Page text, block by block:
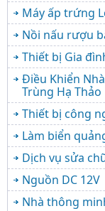
Máy ấp trứng
Nồi nấu rượu
Thiết bị Gia
Điều Khiển
Trùng Hạ Thảo
Thiết bị công
Làm biển
Dịch vụ sửa
Nguồn DC 12V
Nhà thông